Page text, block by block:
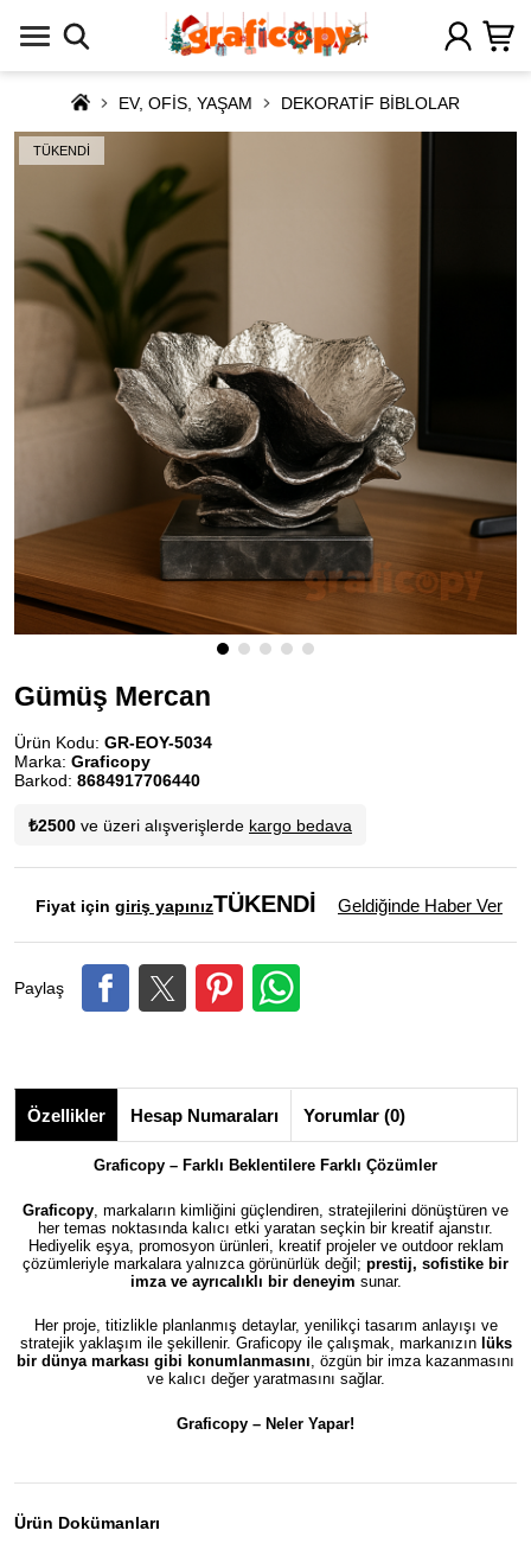
EV, OFİS, YAŞAM DEKORATİF BİBLOLAR
TÜKENDİ
Gümüş Mercan
Ürün Kodu: GR-EOY-5034
Marka: Graficopy
Barkod: 8684917706440
₺2500 ve üzeri alışverişlerde kargo bedava
Fiyat için giriş yapınızTÜKENDİ Geldiğinde Haber Ver
Paylaş
Özellikler Hesap Numaraları Yorumlar (0)
Graficopy – Farklı Beklentilere Farklı Çözümler
Graficopy , markaların kimliğini güçlendiren, stratejilerini dönüştüren ve
her temas noktasında kalıcı etki yaratan seçkin bir kreatif ajanstır.
Hediyelik eşya, promosyon ürünleri, kreatif projeler ve outdoor reklam
çözümleriyle markalara yalnızca görünürlük değil; prestij, sofistike bir
imza ve ayrıcalıklı bir deneyim sunar.
Her proje, titizlikle planlanmış detaylar, yenilikçi tasarım anlayışı ve
stratejik yaklaşım ile şekillenir. Graficopy ile çalışmak, markanızın lüks
bir dünya markası gibi konumlanmasını, özgün bir imza kazanmasını
ve kalıcı değer yaratmasını sağlar.
Graficopy – Neler Yapar!
Ürün Dokümanları